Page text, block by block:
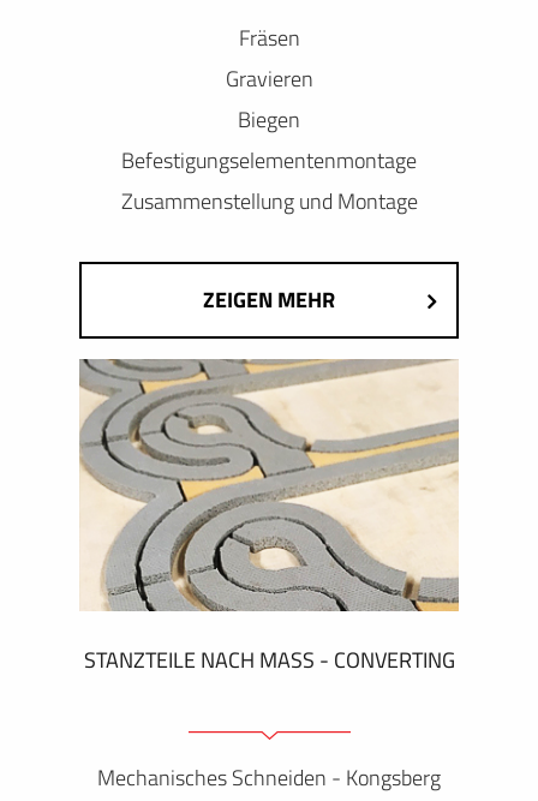
Fräsen
Gravieren
Biegen
Befestigungselementenmontage
Zusammenstellung und Montage
ZEIGEN MEHR
STANZTEILE NACH MASS - CONVERTING
Mechanisches Schneiden - Kongsberg